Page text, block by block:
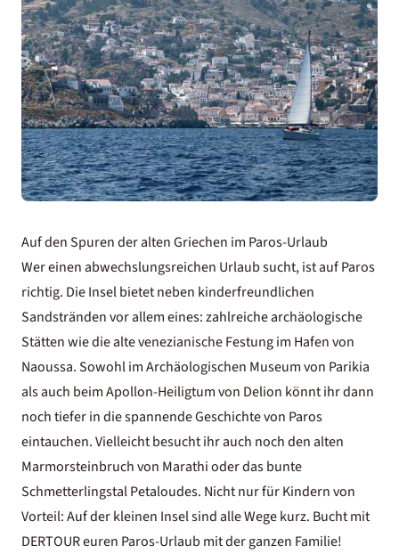
Auf den Spuren der alten Griechen im Paros-Urlaub
Wer einen abwechslungsreichen Urlaub sucht, ist auf Paros
richtig. Die Insel bietet neben kinderfreundlichen
Sandstränden vor allem eines: zahlreiche archäologische
Stätten wie die alte venezianische Festung im Hafen von
Naoussa. Sowohl im Archäologischen Museum von Parikia
als auch beim Apollon-Heiligtum von Delion könnt ihr dann
noch tiefer in die spannende Geschichte von Paros
eintauchen. Vielleicht besucht ihr auch noch den alten
Marmorsteinbruch von Marathi oder das bunte
Schmetterlingstal Petaloudes. Nicht nur für Kindern von
Vorteil: Auf der kleinen Insel sind alle Wege kurz. Bucht mit
DERTOUR euren Paros-Urlaub mit der ganzen Familie!